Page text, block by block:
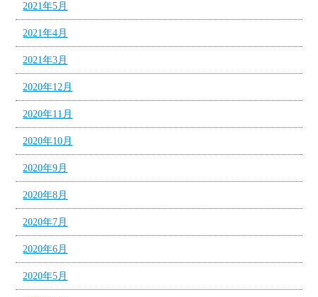
2021年5月
2021年4月
2021年3月
2020年12月
2020年11月
2020年10月
2020年9月
2020年8月
2020年7月
2020年6月
2020年5月